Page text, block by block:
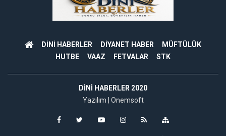
DİNİ HABERLER DİYANET HABER
MÜFTÜLÜK
HUTBE
VAAZ FETVALAR STK
DINI HABERLER 2020
Yazılım | Onemsoft